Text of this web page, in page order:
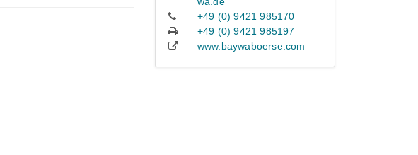
+49 (0) 9421 985170
+49 (0) 9421 985197
www.baywaboerse.com